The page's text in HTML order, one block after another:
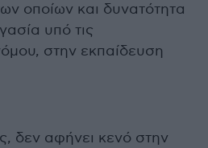
οποίων και δυνατότητα
υπό τις
στην εκπαίδευση
δεν αφήνει κενό στην